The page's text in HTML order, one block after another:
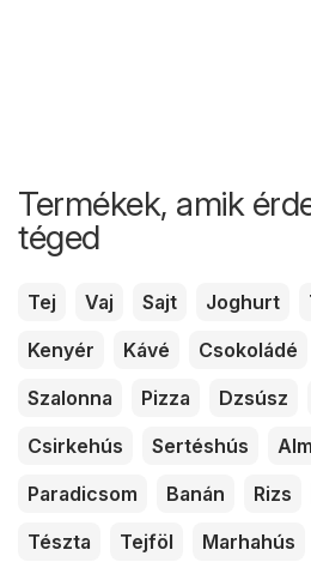
Termékek, amik
téged
Tej Vaj Sajt Joghurt
Kenyér
Kávé Csokoládé
Szalonna
Pizza Dzsúsz
Csirkehús
Sertéshús
Paradicsom
Banán Rizs
Tészta
Tejföl Marhahús